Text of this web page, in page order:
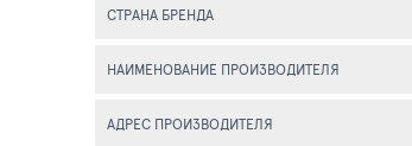
СТРАНА БРЕНДА
НАИМЕНОВАНИЕ ПРОИЗВОДИТЕЛЯ
АДРЕС ПРОИЗВОДИТЕЛЯ